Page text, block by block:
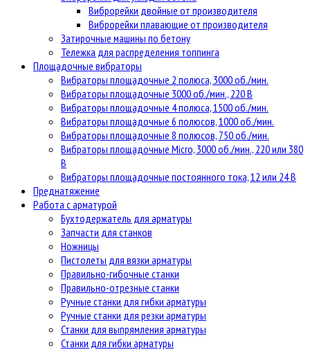
Виброрейки двойные от производителя
Виброрейки плавающие от производителя
Затирочные машины по бетону
Тележка для распределения топпинга
Площадочные вибраторы
Вибраторы площадочные 2 полюса, 3000 об./мин.
Вибраторы площадочные 3000 об./мин., 220 В
Вибраторы площадочные 4 полюса, 1500 об./мин.
Вибраторы площадочные 6 полюсов, 1000 об./мин.
Вибраторы площадочные 8 полюсов, 750 об./мин.
Вибраторы площадочные Micro, 3000 об./мин., 220 или 380
В
Вибраторы площадочные постоянного тока, 12 или 24 В
Преднатяжение
Работа с арматурой
Бухтодержатель для арматуры
Запчасти для станков
Ножницы
Пистолеты для вязки арматуры
Правильно-гибочные станки
Правильно-отрезные станки
Ручные станки для гибки арматуры
Ручные станки для резки арматуры
Станки для выпрямления арматуры
Станки для гибки арматуры